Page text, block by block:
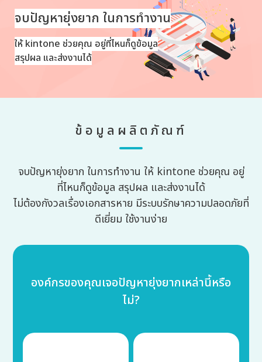
จบปัญหายุ่งยาก ในการทำงาน
ให้ kintone ช่วยคุณ อยู่ที่ไหนก็ดูข้อมูล
สรุปผล และส่งงานได้
ข้อมูลผลิตภัณฑ์
จบปัญหายุ่งยาก ในการทำงาน ให้ kintone ช่วยคุณ อยู่
ที่ไหนก็ดูข้อมูล สรุปผล และส่งงานได้
ไม่ต้องกังวลเรื่องเอกสารหาย มีระบบรักษาความปลอดภัยที่
ดีเยี่ยม ใช้งานง่าย
องค์กรของคุณเจอปัญหายุ่งยากเหล่านี้หรือ
ไม่?